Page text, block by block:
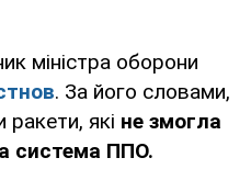
міністра оборони
. За його словами,
які не змогла
система ППО.